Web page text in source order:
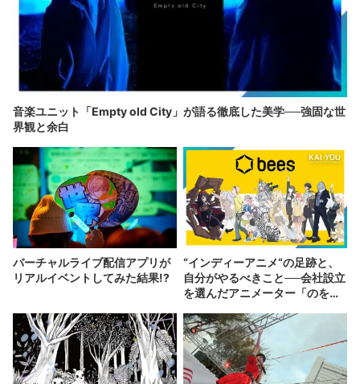
音楽ユニット「Empty old City」が語る徹底した美学──強固な世
界観と余白
バーチャルライブ配信アプリが
リアルイベントしてみた結果!?
“インディーアニメ“の足跡と、
自分がやるべきこと──会社設立
を選んだアニメーター「のを